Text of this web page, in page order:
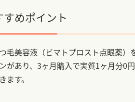
すめポイント
毛美容液（ビマトプロスト点眼薬
があり、3ヶ月購入で実質1ヶ月分0
ます。